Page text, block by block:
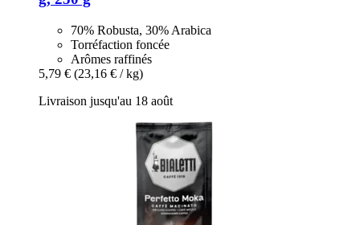
70% Robusta, 30% Arabica
Torréfaction foncée
Arômes raffinés
5,79 € (23,16 € / kg)
Livraison jusqu'au 18 août